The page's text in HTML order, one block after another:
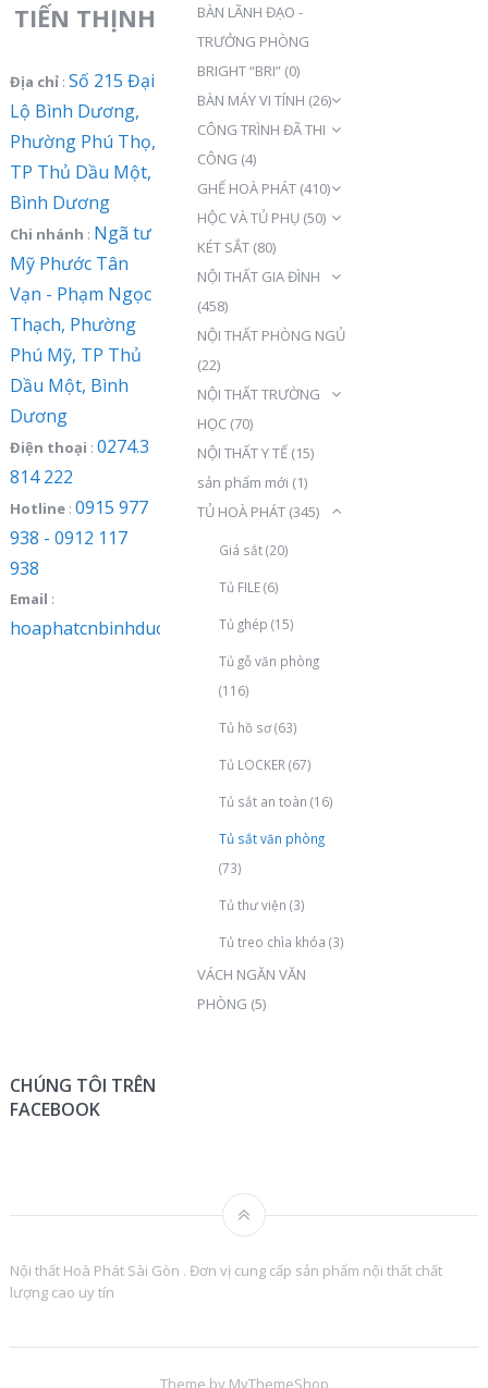
TIẾN THỊNH
Địa chỉ: Số 215 Đại
Lộ Bình Dương,
Phường Phú Thọ,
TP Thủ Dầu Một,
Bình Dương
Chi nhánh : Ngã tư
Mỹ Phước Tân
Vạn - Phạm Ngọc
Thạch, Phường
Phú Mỹ, TP Thủ
Dầu Một, Bình
Dương
Điện thoại : 0274.3
814 222
Hotline: 0915 977
938 - 0912 117
938
Email :
hoaphatcnbinhduong@gmail.com
BÀN LÃNH ĐẠO -
TRƯỞNG PHÒNG
BRIGHT “BRI” (0)
BÀN MÁY VI TÍNH (26)
CÔNG TRÌNH ĐÃ THI
CÔNG (4)
GHẾ HOÀ PHÁT (410)
HỘC VÀ TỦ PHỤ (50)
KÉT SẮT (80)
NỘI THẤT GIA ĐÌNH
(458)
NỘI THẤT PHÒNG NGỦ
(22)
NỘI THẤT TRƯỜNG
HỌC (70)
NỘI THẤT Y TẾ (15)
sản phẩm mới (1)
TỦ HOÀ PHÁT (345)
Giá sắt(20)
Tủ FILE(6)
Tủ ghép (15)
Tủ gỗ văn phòng
(116)
Tủ hồ sơ(63)
Tủ LOCKER (67)
Tủ sắt an toàn (16)
Tủ sắt văn phòng
(73)
Tủ thư viện (3)
Tủ treo chìa khóa (3)
VÁCH NGĂN VĂN
PHÒNG (5)
CHÚNG TÔI TRÊN
FACEBOOK
Nội thất Hoà Phát Sài Gòn . Đơn vị cung cấp sản phẩm nội thất chất
lượng cao uy tín
Theme by MyThemeShop